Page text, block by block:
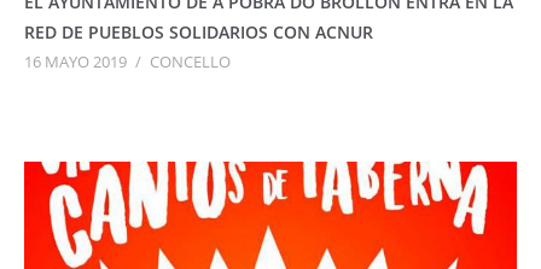
RED DE PUEBLOS SOLIDARIOS CON ACNUR
16 MAYO 2019 / CONCELLO